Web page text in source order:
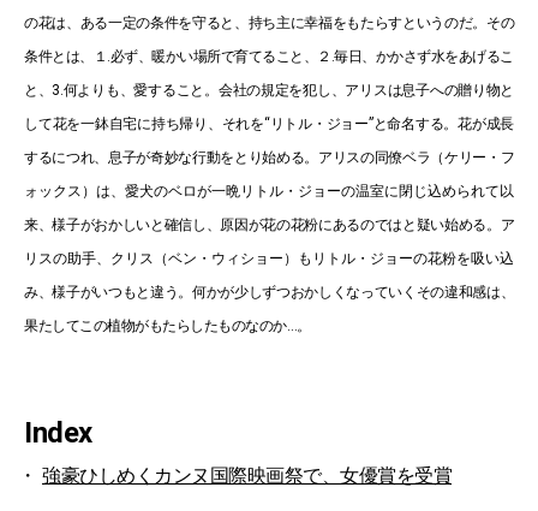
の花は、ある一定の条件を守ると、持ち主に幸福をもたらすというのだ。その
条件とは、１.必ず、暖かい場所で育てること、２.毎日、かかさず水をあげるこ
と、3.何よりも、愛すること。会社の規定を犯し、アリスは息子への贈り物と
して花を一鉢自宅に持ち帰り、それを“リトル・ジョー”と命名する。花が成長
するにつれ、息子が奇妙な行動をとり始める。アリスの同僚ベラ（ケリー・フ
ォックス）は、愛犬のベロが一晩リトル・ジョーの温室に閉じ込められて以
来、様子がおかしいと確信し、原因が花の花粉にあるのではと疑い始める。ア
リスの助手、クリス（ベン・ウィショー）もリトル・ジョーの花粉を吸い込
み、様子がいつもと違う。何かが少しずつおかしくなっていくその違和感は、
果たしてこの植物がもたらしたものなのか…。
Index
強豪ひしめくカンヌ国際映画祭で、女優賞を受賞